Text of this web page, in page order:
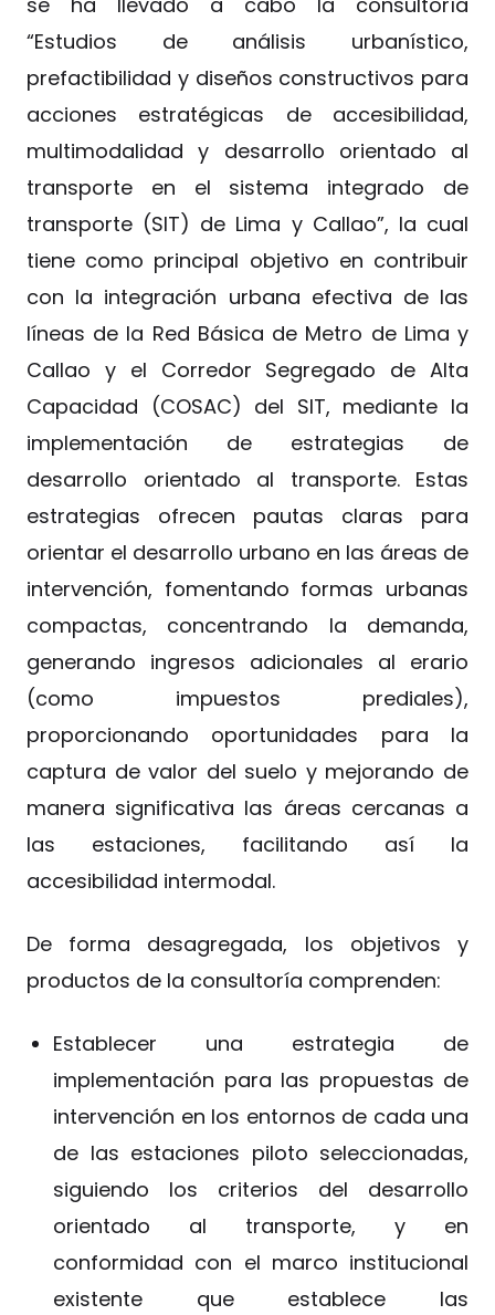
“Estudios de análisis urbanístico,
prefactibilidad y diseños constructivos para
acciones estratégicas de accesibilidad,
multimodalidad y desarrollo orientado al
transporte en el sistema integrado de
transporte (SIT) de Lima y Callao”, la cual
tiene como principal objetivo en contribuir
con la integración urbana efectiva de las
líneas de la Red Básica de Metro de Lima y
Callao y el Corredor Segregado de Alta
Capacidad (COSAC) del SIT, mediante la
implementación de estrategias de
desarrollo orientado al transporte. Estas
estrategias ofrecen pautas claras para
orientar el desarrollo urbano en las áreas de
intervención, fomentando formas urbanas
compactas, concentrando la demanda,
generando ingresos adicionales al erario
(como impuestos prediales),
proporcionando oportunidades para la
captura de valor del suelo y mejorando de
manera significativa las áreas cercanas a
las estaciones, facilitando así la
accesibilidad intermodal.
De forma desagregada, los objetivos y
productos de la consultoría comprenden:
Establecer una estrategia de
implementación para las propuestas de
intervención en los entornos de cada una
de las estaciones piloto seleccionadas,
siguiendo los criterios del desarrollo
orientado al transporte, y en
conformidad con el marco institucional
existente que establece las